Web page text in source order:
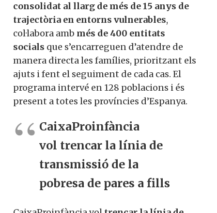
consolidat al llarg de més de 15 anys de
trajectòria en entorns vulnerables,
col·labora amb més de 400 entitats
socials que s’encarreguen d’atendre de
manera directa les famílies, prioritzant els
ajuts i fent el seguiment de cada cas. El
programa intervé en 128 poblacions i és
present a totes les províncies d’Espanya.
CaixaProinfància
vol trencar la línia de
transmissió de la
pobresa de pares a fills